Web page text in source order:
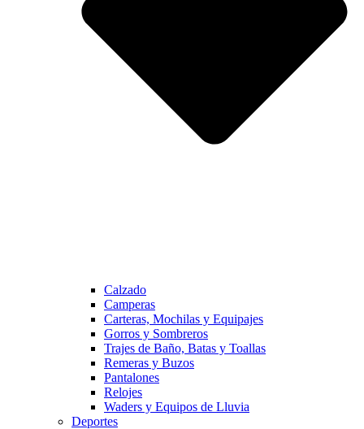
Calzado
Camperas
Carteras, Mochilas y Equipajes
Gorros y Sombreros
Trajes de Baño, Batas y Toallas
Remeras y Buzos
Pantalones
Relojes
Waders y Equipos de Lluvia
Deportes